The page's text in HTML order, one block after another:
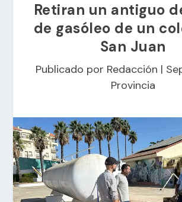
Retiran un antiguo
de gasóleo de un
San Juan
Publicado por Redacción |
Provincia